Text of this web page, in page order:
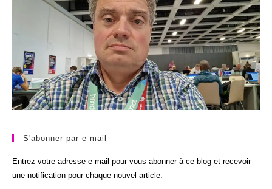
S'abonner par e-mail
Entrez votre adresse e-mail pour vous abonner à ce blog et recevoir
une notification pour chaque nouvel article.